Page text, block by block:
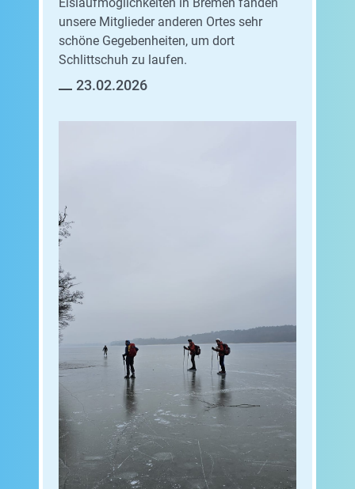
unsere Mitglieder anderen Ortes sehr
schöne Gegebenheiten, um dort
Schlittschuh zu laufen.
23.02.2026